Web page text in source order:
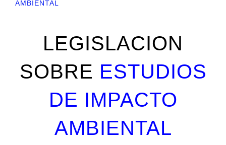
AMBIENTAL
LEGISLACION
SOBRE ESTUDIOS
DE IMPACTO
AMBIENTAL